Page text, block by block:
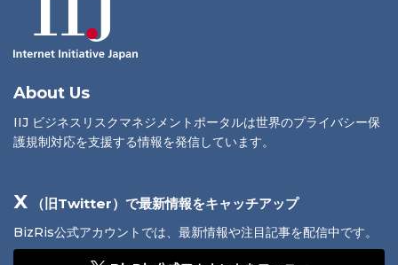
About Us
IIJ ビジネスリスクマネジメントポータルは世界のプライバシー保
護規制対応を支援する情報を発信しています。
X （旧Twitter）で最新情報をキャッチアップ
BizRis公式アカウントでは、最新情報や注目記事を配信中です。